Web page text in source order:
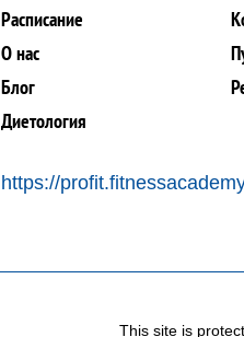
Расписание
О нас
Блог
Диетология
https://
This site is